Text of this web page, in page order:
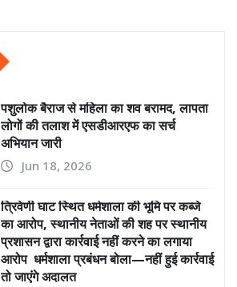
पशुलोक बैराज से महिला का शव बरामद, लापता
लोगों की तलाश में एसडीआरएफ का सर्च
अभियान जारी
Jun 18, 2026
त्रिवेणी घाट स्थित धर्मशाला की भूमि पर कब्जे
का आरोप, स्थानीय नेताओं की शह पर स्थानीय
प्रशासन द्वारा कार्रवाई नहीं करने का लगाया
आरोप धर्मशाला प्रबंधन बोला—नहीं हुई कार्रवाई
तो जाएंगे अदालत